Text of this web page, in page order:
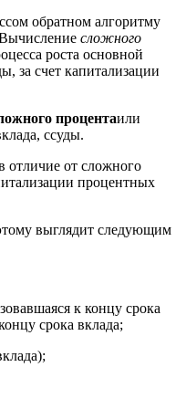
обратном алгоритму
сложного
роста основной
за счет капитализации
процентаили
ссуды.
отличие от сложного
процентных
выглядит следующим
к концу срока
срока вклада;